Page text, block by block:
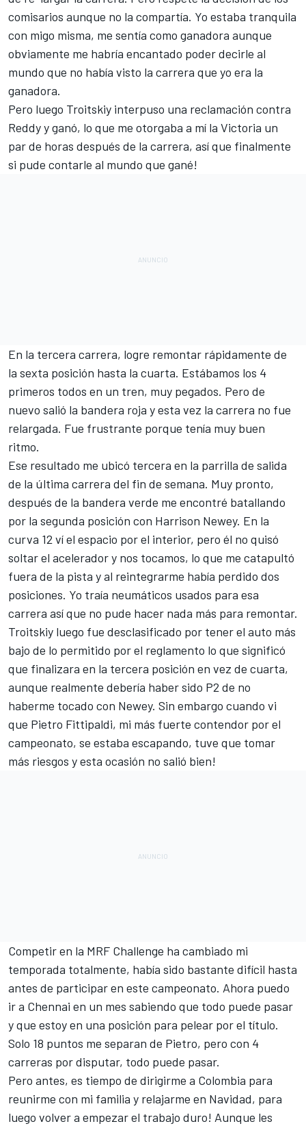
comisarios aunque no la compartía. Yo estaba tranquila
con migo misma, me sentía como ganadora aunque
obviamente me habría encantado poder decirle al
mundo que no había visto la carrera que yo era la
ganadora.
Pero luego Troitskiy interpuso una reclamación contra
Reddy y ganó, lo que me otorgaba a mí la Victoria un
par de horas después de la carrera, así que finalmente
si pude contarle al mundo que gané!
En la tercera carrera, logre remontar rápidamente de
la sexta posición hasta la cuarta. Estábamos los 4
primeros todos en un tren, muy pegados. Pero de
nuevo salió la bandera roja y esta vez la carrera no fue
relargada. Fue frustrante porque tenía muy buen
ritmo.
Ese resultado me ubicó tercera en la parrilla de salida
de la última carrera del fin de semana. Muy pronto,
después de la bandera verde me encontré batallando
por la segunda posición con Harrison Newey. En la
curva 12 ví el espacio por el interior, pero él no quisó
soltar el acelerador y nos tocamos, lo que me catapultó
fuera de la pista y al reintegrarme había perdido dos
posiciones. Yo traía neumáticos usados para esa
carrera así que no pude hacer nada más para remontar.
Troitskiy luego fue desclasificado por tener el auto más
bajo de lo permitido por el reglamento lo que significó
que finalizara en la tercera posición en vez de cuarta,
aunque realmente debería haber sido P2 de no
haberme tocado con Newey. Sin embargo cuando vi
que Pietro Fittipaldi, mi más fuerte contendor por el
campeonato, se estaba escapando, tuve que tomar
más riesgos y esta ocasión no salió bien!
Competir en la MRF Challenge ha cambiado mi
temporada totalmente, había sido bastante difícil hasta
antes de participar en este campeonato. Ahora puedo
ir a Chennai en un mes sabiendo que todo puede pasar
y que estoy en una posición para pelear por el título.
Solo 18 puntos me separan de Pietro, pero con 4
carreras por disputar, todo puede pasar.
Pero antes, es tiempo de dirigirme a Colombia para
reunirme con mi familia y relajarme en Navidad, para
luego volver a empezar el trabajo duro! Aunque les